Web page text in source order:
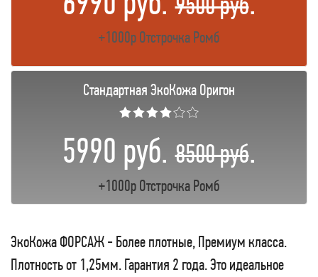
+1000р Отстрочка Ромб
Стандартная ЭкоКожа Оригон
★★★★☆☆
5990 руб.8500 руб.
+1000р Отстрочка Ромб
ЭкоКожа ФОРСАЖ - Более плотные, Премиум класса.
Плотность от 1,25мм. Гарантия 2 года. Это идеальное